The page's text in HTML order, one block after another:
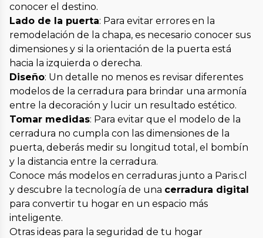
conocer el destino.
Lado de la puerta: Para evitar errores en la
remodelación de la chapa, es necesario conocer sus
dimensiones y si la orientación de la puerta está
hacia la izquierda o derecha.
Diseño: Un detalle no menos es revisar diferentes
modelos de la cerradura para brindar una armonía
entre la decoración y lucir un resultado estético.
Tomar medidas: Para evitar que el modelo de la
cerradura no cumpla con las dimensiones de la
puerta, deberás medir su longitud total, el bombín
y la distancia entre la cerradura.
Conoce más modelos en cerraduras junto a Paris.cl
y descubre la tecnología de una cerradura digital
para convertir tu hogar en un espacio más
inteligente.
Otras ideas para la seguridad de tu hogar